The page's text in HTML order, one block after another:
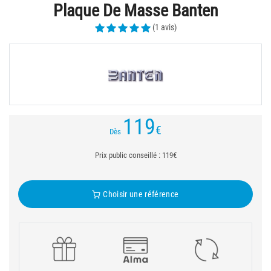
Plaque De Masse Banten
(1 avis)
Dès 119€
Prix public conseillé : 119€
Choisir une référence